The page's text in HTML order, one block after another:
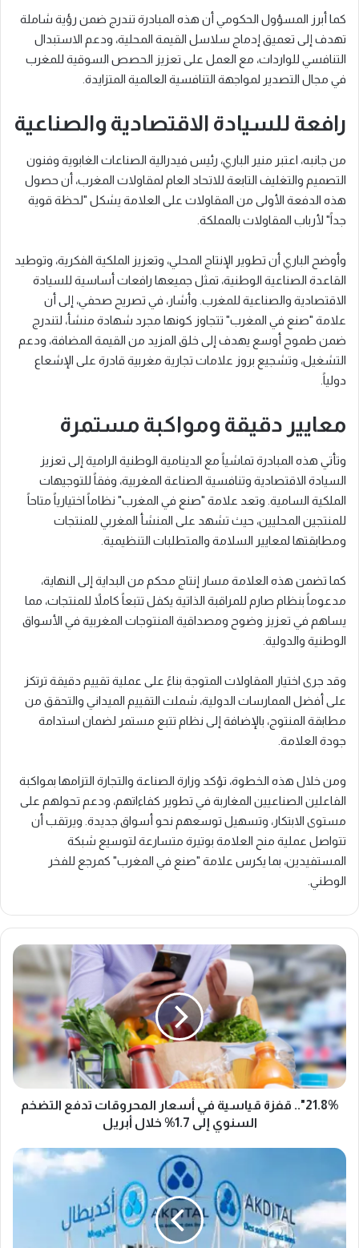
كما أبرز المسؤول الحكومي أن هذه المبادرة تندرج ضمن رؤية شاملة
تهدف إلى تعميق إدماج سلاسل القيمة المحلية، ودعم الاستبدال
التنافسي للواردات، مع العمل على تعزيز الحصص السوقية للمغرب
في مجال التصدير لمواجهة التنافسية العالمية المتزايدة.
رافعة للسيادة الاقتصادية والصناعية
من جانبه، اعتبر منير الباري، رئيس فيدرالية الصناعات الغابوية وفنون
التصميم والتغليف التابعة للاتحاد العام لمقاولات المغرب، أن حصول
هذه الدفعة الأولى من المقاولات على العلامة يشكل "لحظة قوية
جداً" لأرباب المقاولات بالمملكة.
وأوضح الباري أن تطوير الإنتاج المحلي، وتعزيز الملكية الفكرية، وتوطيد
القاعدة الصناعية الوطنية، تمثل جميعها رافعات أساسية للسيادة
الاقتصادية والصناعية للمغرب. وأشار، في تصريح صحفي، إلى أن
علامة "صنع في المغرب" تتجاوز كونها مجرد شهادة منشأ، لتندرج
ضمن طموح أوسع يهدف إلى خلق المزيد من القيمة المضافة، ودعم
التشغيل، وتشجيع بروز علامات تجارية مغربية قادرة على الإشعاع
دولياً.
معايير دقيقة ومواكبة مستمرة
وتأتي هذه المبادرة تماشياً مع الدينامية الوطنية الرامية إلى تعزيز
السيادة الاقتصادية وتنافسية الصناعة المغربية، وفقاً للتوجيهات
الملكية السامية. وتعد علامة "صنع في المغرب" نظاماً اختيارياً متاحاً
للمنتجين المحليين، حيث تشهد على المنشأ المغربي للمنتجات
ومطابقتها لمعايير السلامة والمتطلبات التنظيمية.
كما تضمن هذه العلامة مسار إنتاج محكم من البداية إلى النهاية،
مدعوماً بنظام صارم للمراقبة الذاتية يكفل تتبعاً كاملاً للمنتجات، مما
يساهم في تعزيز وضوح ومصداقية المنتوجات المغربية في الأسواق
الوطنية والدولية.
وقد جرى اختيار المقاولات المتوجة بناءً على عملية تقييم دقيقة ترتكز
على أفضل الممارسات الدولية، شملت التقييم الميداني والتحقق من
مطابقة المنتوج، بالإضافة إلى نظام تتبع مستمر لضمان استدامة
جودة العلامة.
ومن خلال هذه الخطوة، تؤكد وزارة الصناعة والتجارة التزامها بمواكبة
الفاعلين الصناعيين المغاربة في تطوير كفاءاتهم، ودعم تحولهم على
مستوى الابتكار، وتسهيل توسعهم نحو أسواق جديدة. ويرتقب أن
تتواصل عملية منح العلامة بوتيرة متسارعة لتوسيع شبكة
المستفيدين، بما يكرس علامة "صنع في المغرب" كمرجع للفخر
الوطني.
2
.
8
%
"
.
.
ق
ق
ا
س
ي
ة
21.8%".. قفزة قياسية في أسعار المحروقات تدفع التضخم
السنوي إلى 1.7% خلال أبريل
ر
م
ع
ا